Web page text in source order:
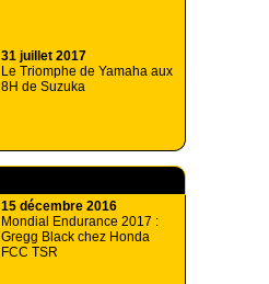
31 juillet 2017
Le Triomphe de Yamaha aux
8H de Suzuka
15 décembre 2016
Mondial Endurance 2017 :
Gregg Black chez Honda
FCC TSR